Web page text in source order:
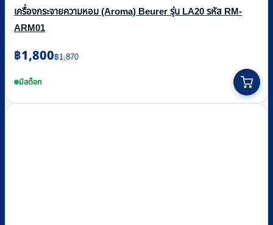
เครื่องกระจายความหอม (Aroma) Beurer รุ่น LA20 รหัส RM-
ARM01
฿1,870
Original
price
was:
฿1,800
Current
price
is:มีสต็อก